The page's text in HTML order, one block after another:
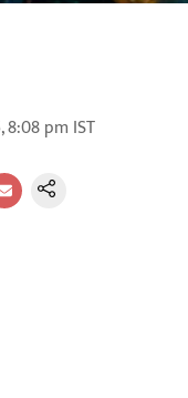
8:08 pm IST